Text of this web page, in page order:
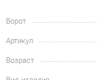
Ворот
Артикул
Возраст